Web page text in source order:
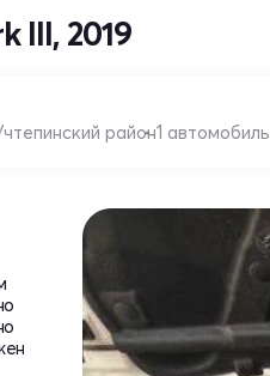
III, 2019
район1 автомобиль